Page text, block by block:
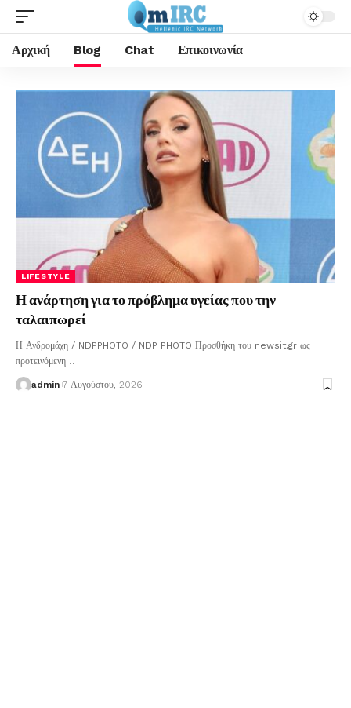
Αρχική Blog Chat Επικοινωνία
LIFESTYLE
Η ανάρτηση για το πρόβλημα υγείας που την
ταλαιπωρεί
Η Ανδρομάχη / NDPPHOTO / NDP PHOTO Προσθήκη του newsit.gr ως
προτεινόμενη…
admin 7 Αυγούστου, 2026